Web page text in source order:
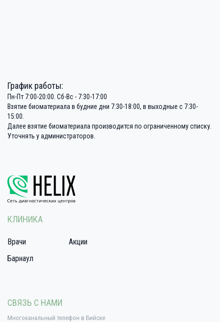
График работы:
Пн-Пт 7:00-20:00. Сб-Вс - 7:30-17:00
Взятие биоматериала в будние дни 7:30-18:00, в выходные с 7:30-
15:00.
Далее взятие биоматериала производится по ограниченному списку.
Уточнять у администраторов.
КЛИНИКА
Врачи
Акции
Барнаул
СВЯЗЬ С НАМИ
Многоканальный телефон в Бийске